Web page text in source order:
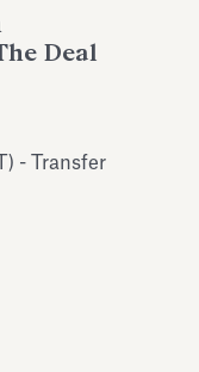
EcoVadis
Deal
- Transfer